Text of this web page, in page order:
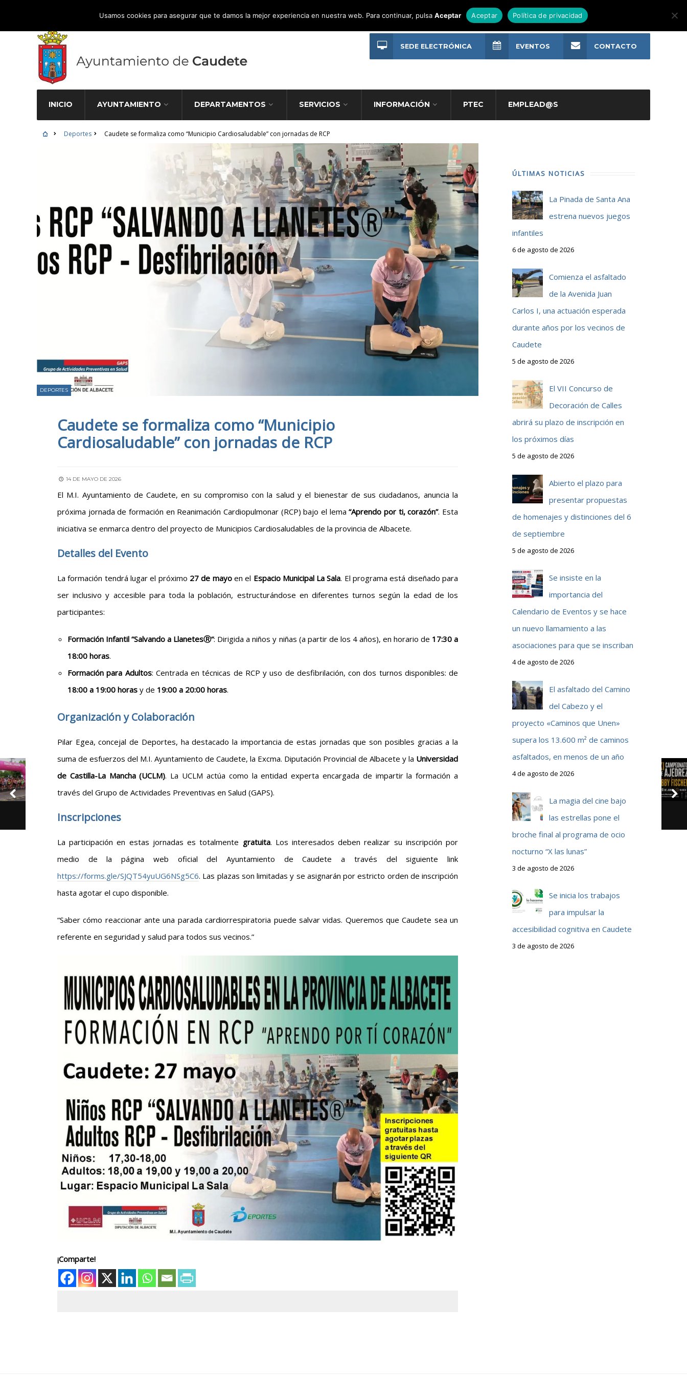
Atención Ciudadana 965 827 000
INICIO AYUNTAMIENTO DEPARTAMENTOS SERVICIOS INFORMACIÓN PTEC EMPLEAD@S
SEDE ELECTRÓNICA EVENTOS CONTACTO
Deportes Caudete se formaliza como “Municipio Cardiosaludable” con jornadas de RCP
DEPORTES
Caudete se formaliza como “Municipio
Cardiosaludable” con jornadas de RCP
14 DE MAYO DE 2026
El M.I. Ayuntamiento de Caudete, en su compromiso con la salud y el bienestar de sus ciudadanos, anuncia la
próxima jornada de formación en Reanimación Cardiopulmonar (RCP) bajo el lema“Aprendo por ti, corazón”. Esta
iniciativa se enmarca dentro del proyecto de Municipios Cardiosaludables de la provincia de Albacete.
Detalles del Evento
La formación tendrá lugar el próximo 27 de mayoen el Espacio Municipal La Sala. El programa está diseñado para
ser inclusivo y accesible para toda la población, estructurándose en diferentes turnos según la edad de los
participantes:
Formación Infantil “Salvando a LlanetesⓇ“: Dirigida a niños y niñas (a partir de los 4 años), en horario de 17:30 a
18:00 horas.
Formación para Adultos: Centrada en técnicas de RCP y uso de desfibrilación, con dos turnos disponibles: de
18:00 a 19:00 horas y de 19:00 a 20:00 horas.
Organización y Colaboración
Pilar Egea, concejal de Deportes, ha destacado la importancia de estas jornadas que son posibles gracias a la
suma de esfuerzos del M.I. Ayuntamiento de Caudete, la Excma. Diputación Provincial de Albacete y la Universidad
de Castilla-La Mancha (UCLM). La UCLM actúa como la entidad experta encargada de impartir la formación a
través del Grupo de Actividades Preventivas en Salud (GAPS).
Inscripciones
La participación en estas jornadas es totalmente gratuita. Los interesados deben realizar su inscripción por
medio de la página web oficial del Ayuntamiento de Caudete a través del siguiente link
https://forms.gle/SJQT54yuUG6NSg5C6. Las plazas son limitadas y se asignarán por estricto orden de inscripción
hasta agotar el cupo disponible.
“Saber cómo reaccionar ante una parada cardiorrespiratoria puede salvar vidas. Queremos que Caudete sea un
referente en seguridad y salud para todos sus vecinos.”
¡Comparte!
ÚLTIMAS NOTICIAS
La Pinada de Santa Ana
estrena nuevos juegos
infantiles
6 de agosto de 2026
Comienza el asfaltado
de la Avenida Juan
Carlos I, una actuación esperada
durante años por los vecinos de
Caudete
5 de agosto de 2026
El VII Concurso de
Decoración de Calles
abrirá su plazo de inscripción en
los próximos días
5 de agosto de 2026
Abierto el plazo para
presentar propuestas
de homenajes y distinciones del 6
de septiembre
5 de agosto de 2026
Se insiste en la
importancia del
Calendario de Eventos y se hace
un nuevo llamamiento a las
asociaciones para que se inscriban
4 de agosto de 2026
El asfaltado del Camino
del Cabezo y el
proyecto «Caminos que Unen»
supera los 13.600 m² de caminos
asfaltados, en menos de un año
4 de agosto de 2026
La magia del cine bajo
las estrellas pone el
broche final al programa de ocio
nocturno “X las lunas”
3 de agosto de 2026
Se inicia los trabajos
para impulsar la
accesibilidad cognitiva en Caudete
3 de agosto de 2026
Usamos cookies para asegurar que te damos la mejor experiencia en nuestra web. Para continuar, pulsaAceptar Aceptar Política de privacidad